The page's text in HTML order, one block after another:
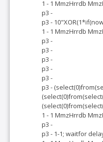
1 - 1 MmzHrrdb
p3 -
p3 -
1 - 1 MmzHrrdb
p3 -
p3 -
p3 -
p3 -
p3 -
p3 -
1 - 1 MmzHrrdb
p3 -
p3 - 1-1; waitfor